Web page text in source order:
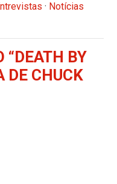
· Notícias
“DEATH BY
DE CHUCK